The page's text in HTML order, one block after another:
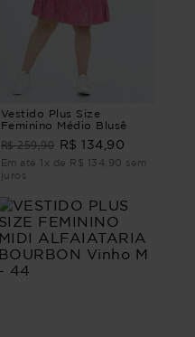
Vestido Plus Size
Feminino Médio Blusê
R$ 259,90 R$ 134,90
Em até 1x de R$ 134,90 sem
juros